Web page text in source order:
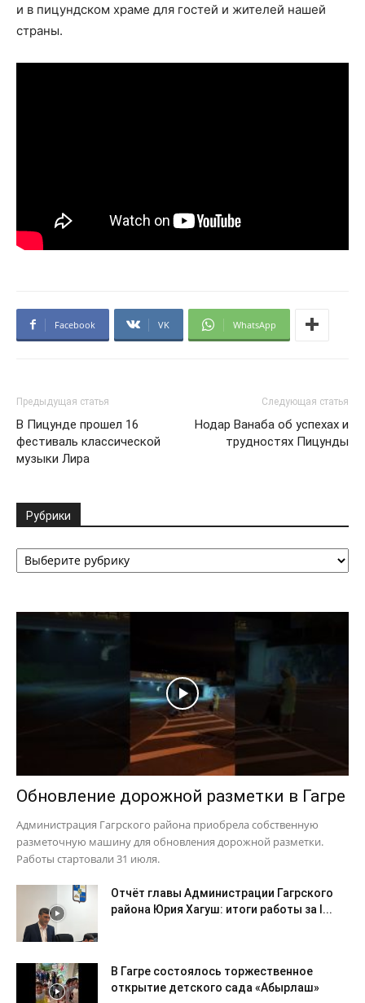
и в пицундском храме для гостей и жителей нашей
страны.
Facebook VK WhatsApp
Предыдущая статья
В Пицунде прошел 16
фестиваль классической
музыки Лира
Следующая статья
Нодар Ванаба об успехах и
трудностях Пицунды
Рубрики
Рубрики
Обновление дорожной разметки в Гагре
Администрация Гагрского района приобрела собственную
разметочную машину для обновления дорожной разметки.
Работы стартовали 31 июля.
Отчёт главы Администрации Гагрского
района Юрия Хагуш: итоги работы за I...
В Гагре состоялось торжественное
открытие детского сада «Абырлаш»